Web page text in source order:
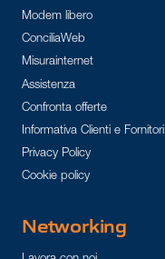
Modem libero
ConciliaWeb
Misurainternet
Assistenza
Confronta offerte
Informativa Clienti e Fornitori
Privacy Policy
Cookie policy
Networking